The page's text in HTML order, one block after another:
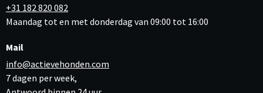
+31 182 820 082
Maandag tot en met donderdag van 09:00 tot 16:00
Mail
info@actievehonden.com
7 dagen per week,